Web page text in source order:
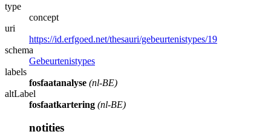
type
concept
uri
https://id.erfgoed.net/thesauri/gebeurtenistypes/19
schema
Gebeurtenistypes
labels
fosfaatanalyse (nl-BE)
altLabel
fosfaatkartering (nl-BE)
notities